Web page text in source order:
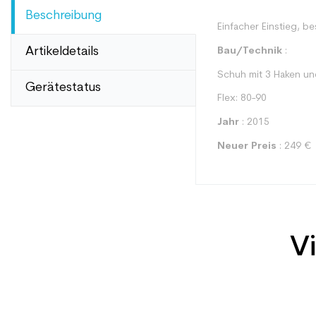
Beschreibung
Artikeldetails
Gerätestatus
Einfacher Einstieg,
Bau/Technik:
Schuh mit 3 Haken
Flex: 80-90
Jahr: 2015
Neuer Preis : 249 €